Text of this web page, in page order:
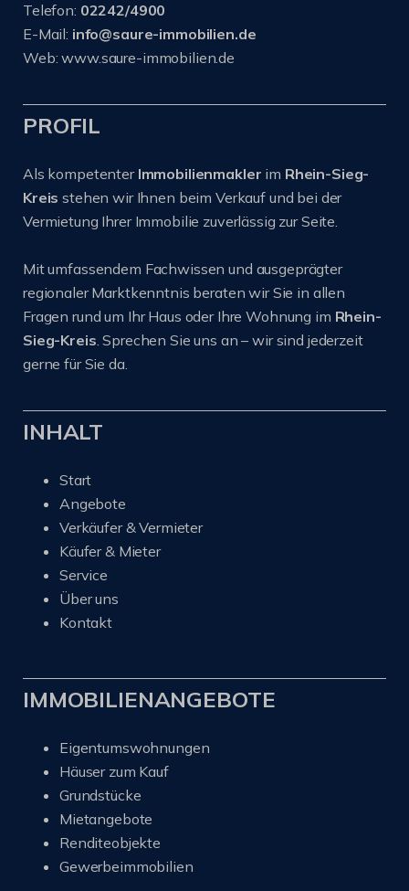
Telefon: 02242/4900
E-Mail: info@saure-immobilien.de
Web: www.saure-immobilien.de
PROFIL
Als kompetenter Immobilienmakler im Rhein-Sieg-
Kreisstehen wir Ihnen beim Verkauf und bei der
Vermietung Ihrer Immobilie zuverlässig zur Seite.
Mit umfassendem Fachwissen und ausgeprägter
regionaler Marktkenntnis beraten wir Sie in allen
Fragen rund um Ihr Haus oder Ihre Wohnung im Rhein-
Sieg-Kreis. Sprechen Sie uns an – wir sind jederzeit
gerne für Sie da.
INHALT
Start
Angebote
Verkäufer & Vermieter
Käufer & Mieter
Service
Über uns
Kontakt
IMMOBILIENANGEBOTE
Eigentumswohnungen
Häuser zum Kauf
Grundstücke
Mietangebote
Renditeobjekte
Gewerbeimmobilien